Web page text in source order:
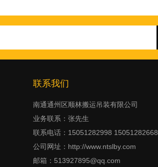
联系我们
南通通州区顺林搬运吊装有限公司
业务联系：张先生
联系电话：15051282998 15051282668
公司网址：http://www.ntslby.com
邮箱：513927895@qq.com